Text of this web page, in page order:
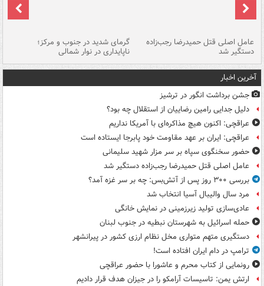
عامل اصلی قتل حمیدرضا رجب‌زاده
دستگیر شد
گرمای شدید در جنوب و مرکز؛
ناپایداری در نوار شمالی
آخرین اخبار
جشن برداشت انگور در ترشیز
دلیل جدایی رامین رضاییان از استقلال چه بود؟
عراقچی: اکنون هیچ مذاکره‌ای با آمریکا نداریم
عراقچی: ایران بر عهد مقاومت خود پابرجا ایستاده است
حضور سخنگوی سپاه بر سر مزار شهید سلیمانی
عامل اصلی قتل حمیدرضا رجب‌زاده دستگیر شد
بررسی ۳۰۰ روز پس از آتش‌بس: چه بر سر غزه آمد؟
مرد سال والیبال آسیا انتخاب شد
عادی‌سازی تولید زیرزمینی در نمایش خانگی
حمله اسرائیل به شهرستان نبطیه در جنوب لبنان
دستگیری متهم متواری مخل نظام ارزی کشور در پیرانشهر
ترامپ در دام ایران افتاده است!
رونمایی از کتاب محرم و عاشورا با حضور عراقچی
ارتش یمن: تاسیسات آرامکو را در جیزان هدف قرار دادیم